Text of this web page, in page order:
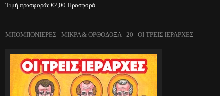
Τιμὴ προσφορᾶς €2,00 Προσφορά
ΜΠΟΜΠΟΝΙΕΡΕΣ - ΜΙΚΡΑ & ΟΡΘΟΔΟΞΑ - 20 - ΟΙ ΤΡΕΙΣ ΙΕΡΑΡΧΕΣ